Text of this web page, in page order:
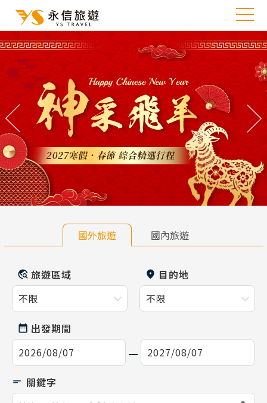
往前 往
國外旅遊 國內旅遊
旅遊區域 目的地
出發期間